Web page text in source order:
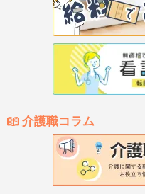
介護職コラム